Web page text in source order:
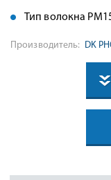
Тип волокна
Производитель: DK